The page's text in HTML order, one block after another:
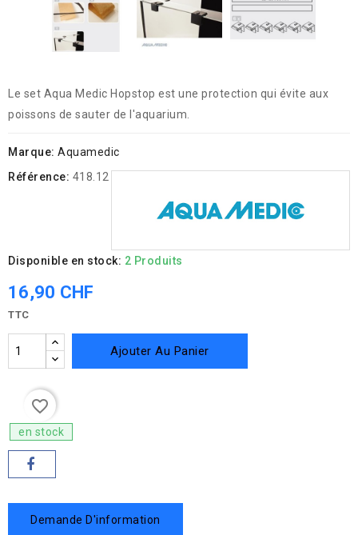
Le set Aqua Medic Hopstop est une protection qui évite aux
poissons de sauter de l'aquarium.
Marque: Aquamedic
Référence: 418.12
Disponible en stock: 2 Produits
16,90 CHF
TTC
Ajouter Au Panier
favorite_border
en stock
Demande D'information